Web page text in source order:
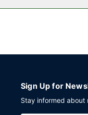
Sign Up for
Stay informed about